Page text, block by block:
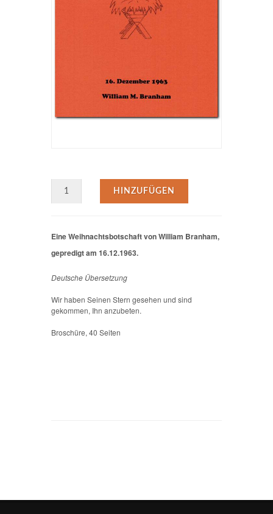
HINZUFÜGEN
Eine Weihnachtsbotschaft von William Branham,
gepredigt am 16.12.1963.
Deutsche Übersetzung
Wir haben Seinen Stern gesehen und sind
gekommen, Ihn anzubeten.
Broschüre, 40 Seiten